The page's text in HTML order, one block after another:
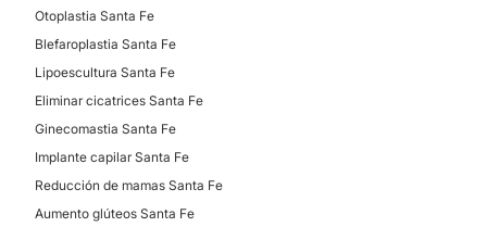
Otoplastia Santa Fe
Blefaroplastia Santa Fe
Lipoescultura Santa Fe
Eliminar cicatrices Santa Fe
Ginecomastia Santa Fe
Implante capilar Santa Fe
Reducción de mamas Santa Fe
Aumento glúteos Santa Fe